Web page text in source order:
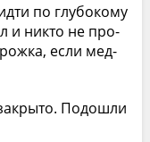
по глубоко­му
и никто не про­
если мед­
Подошли